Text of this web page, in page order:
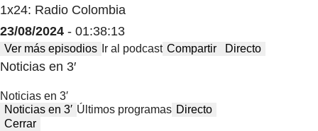
1x24: Radio Colombia
23/08/2024 - 01:38:13
Ver más episodios Ir al podcast Compartir Directo
Noticias en 3′
Noticias en 3′
Noticias en 3′ Últimos programas Directo
Cerrar